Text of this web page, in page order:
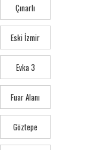
Çınarlı
Eski İzmir
Evka 3
Fuar Alanı
Göztepe